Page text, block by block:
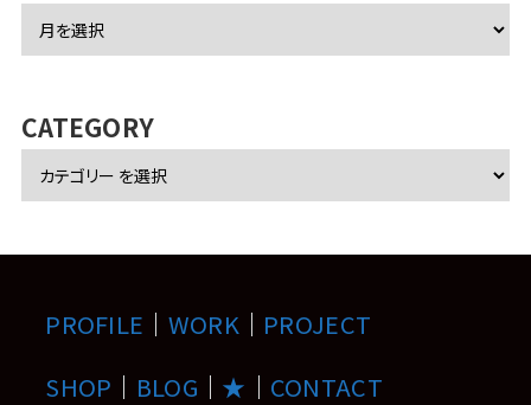
カ
ブ
CATEGORY
PROFILE ｜ WORK｜ PROJECT
SHOP ｜ BLOG ｜ ★ ｜ CONTACT